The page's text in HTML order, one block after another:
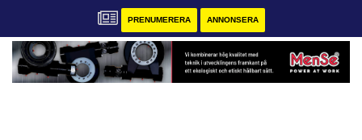
PRENUMERERA ANNONSERA